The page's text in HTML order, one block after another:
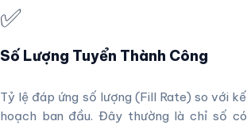
✅
Số Lượng Tuyển Thành Công
Tỷ lệ đáp ứng số lượng (Fill Rate) so với kế
hoạch ban đầu. Đây thường là chỉ số có